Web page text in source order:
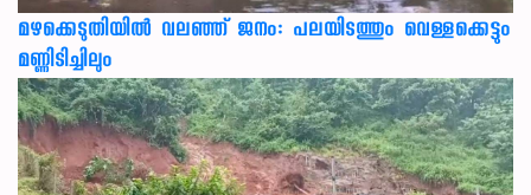
മഴക്കെടുതിയിൽ വലഞ്ഞ് ജനം: പലയിടത്തും വെള്ളക്കെട്ടും
മണ്ണിടിച്ചിലും